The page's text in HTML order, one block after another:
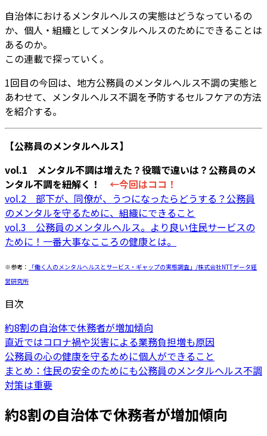
自治体におけるメンタルヘルスの実態はどうなっているの
か、個人・組織としてメンタルヘルスのためにできることは
あるのか。
この連載で探っていく。
1回目の今回は、地方公務員のメンタルヘルス不調の実態と
あわせて、メンタルヘルス不調を予防するセルフケアの方法
を紹介する。
【公務員のメンタルヘルス】
vol.1 メンタル不調は増えた？役職で違いは？公務員のメ
ンタル不調を紐解く！ ←今回はココ！
vol.2 部下が、同僚が、うつになったらどうする？公務員
のメンタルを守るために、組織にできること
vol.3 公務員のメンタルヘルス。より良い住民サービスの
ために！一番大事なこころの健康とは。
※参考：
「働く人のメンタルヘルスとサービス・ギャップの実態調査」/株式会社NTTデータ経
営研究所
目次
約8割の自治体で休務者が増加傾向
直近ではコロナ禍や災害による業務負担増も原因
公務員の心の健康を守るために個人ができること
まとめ：住民の安全のためにも公務員のメンタルヘルス不調
対策は重要
約8割の自治体で休務者が増加傾向